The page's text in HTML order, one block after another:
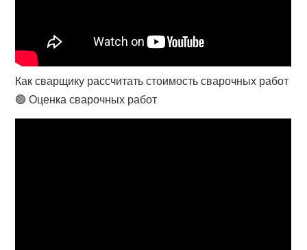
Как сварщику рассчитать стоимость сварочных работ
🟢 Оценка сварочных работ